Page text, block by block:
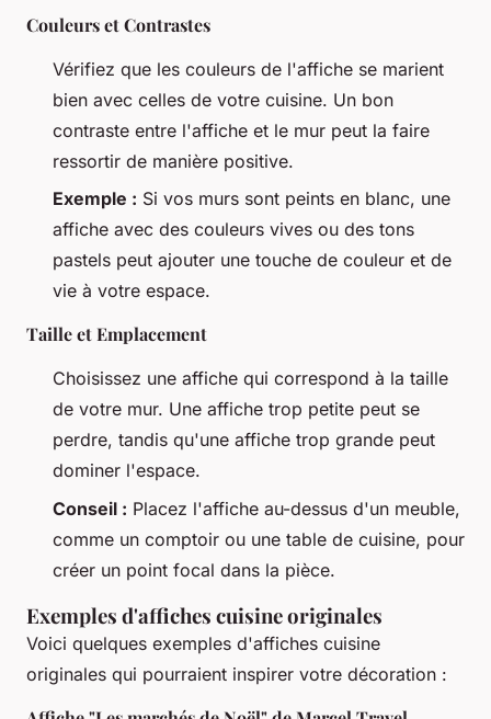
Couleurs et Contrastes
Vérifiez que les couleurs de l'affiche se marient
bien avec celles de votre cuisine. Un bon
contraste entre l'affiche et le mur peut la faire
ressortir de manière positive.
Exemple : Si vos murs sont peints en blanc, une
affiche avec des couleurs vives ou des tons
pastels peut ajouter une touche de couleur et de
vie à votre espace.
Taille et Emplacement
Choisissez une affiche qui correspond à la taille
de votre mur. Une affiche trop petite peut se
perdre, tandis qu'une affiche trop grande peut
dominer l'espace.
Conseil : Placez l'affiche au-dessus d'un meuble,
comme un comptoir ou une table de cuisine, pour
créer un point focal dans la pièce.
Exemples d'affiches cuisine originales
Voici quelques exemples d'affiches cuisine
originales qui pourraient inspirer votre décoration :